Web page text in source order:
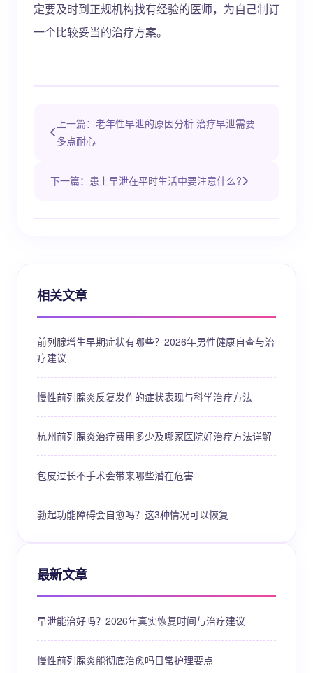
定要及时到正规机构找有经验的医师，为自己制订
一个比较妥当的治疗方案。
上一篇：老年性早泄的原因分析 治疗早泄需要
多点耐心
下一篇：患上早泄在平时生活中要注意什么?
相关文章
前列腺增生早期症状有哪些？2026年男性健康自查与治
疗建议
慢性前列腺炎反复发作的症状表现与科学治疗方法
杭州前列腺炎治疗费用多少及哪家医院好治疗方法详解
包皮过长不手术会带来哪些潜在危害
勃起功能障碍会自愈吗？这3种情况可以恢复
最新文章
早泄能治好吗？2026年真实恢复时间与治疗建议
慢性前列腺炎能彻底治愈吗日常护理要点